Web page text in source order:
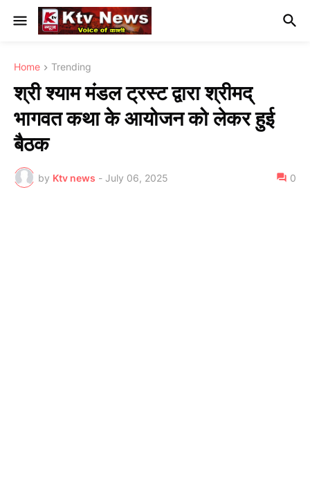
Home Trending
श्री श्याम मंडल ट्रस्ट द्वारा श्रीमद्
भागवत कथा के आयोजन को लेकर हुई
बैठक
by Ktv news - July 06, 2025 0